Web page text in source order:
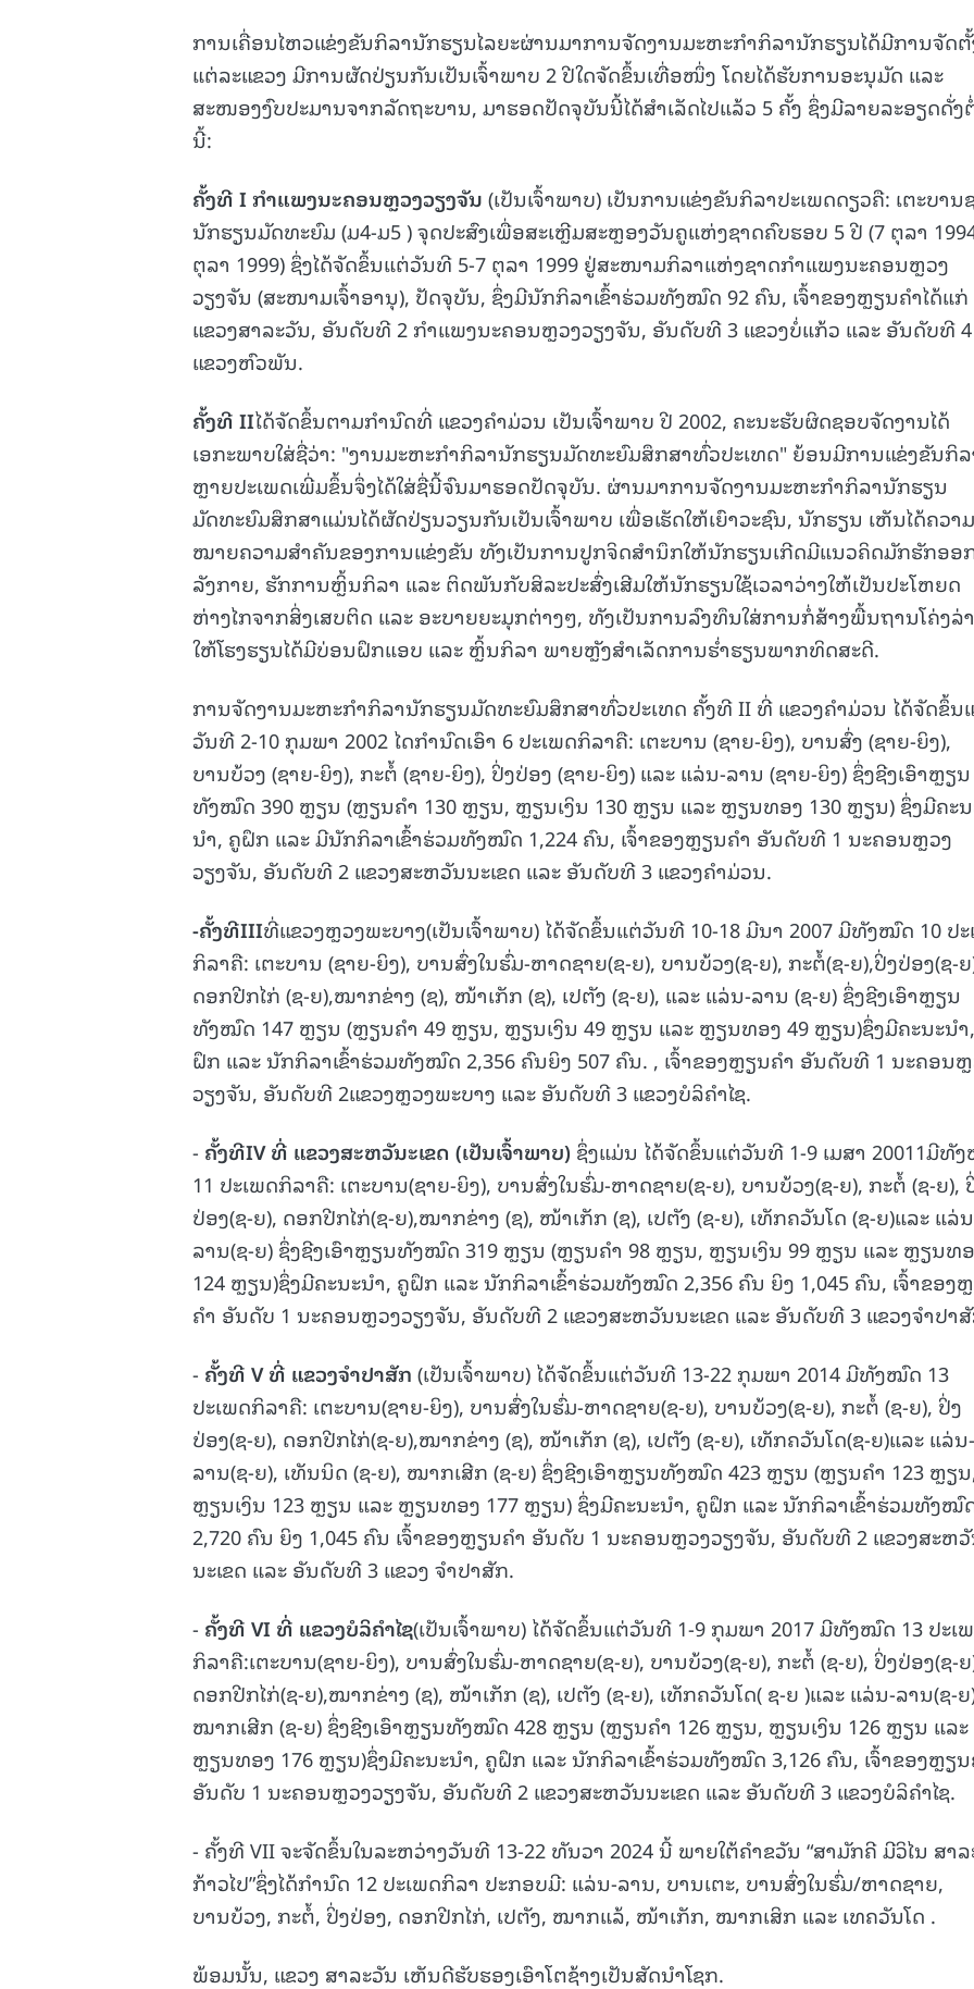
ການເຄື່ອນໄຫວແຂ່ງຂັນກິລານັກຮຽນໄລຍະຜ່ານມາການຈັດງານມະຫະກຳກິລານັກຮຽນໄດ້ມີການຈັດ
ແຕ່ລະແຂວງ ມີການຜັດປ່ຽນກັນເປັນເຈົ້າພາບ 2 ປີໃດຈັດຂຶ້ນເທື່ອໜຶ່ງ ໂດຍໄດ້ຮັບການອະນຸມັດ ແລະ
ສະໜອງງົບປະມານຈາກລັດຖະບານ, ມາຮອດປັດຈຸບັນນີ້ໄດ້ສໍາເລັດໄປແລ້ວ 5 ຄັ້ງ ຊຶ່ງມີລາຍລະອຽດດັ່ງ
ນີ້:
ຄັ້ງທີ I ກໍາແພງນະຄອນຫຼວງວຽງຈັນ (ເປັນເຈົ້າພາບ) ເປັນການແຂ່ງຂັນກິລາປະເພດດຽວຄື: ເຕະບານ
ນັກຮຽນມັດທະຍົມ (ມ4-ມ5 ) ຈຸດປະສົງເພື່ອສະເຫຼີມສະຫຼອງວັນຄູແຫ່ງຊາດຄົບຮອບ 5 ປີ (7 ຕຸລາ
ຕຸລາ 1999) ຊຶ່ງໄດ້ຈັດຂຶ້ນແຕ່ວັນທີ 5-7 ຕຸລາ 1999 ຢູ່ສະໜາມກິລາແຫ່ງຊາດກໍາແພງນະຄອນຫຼວງ
ວຽງຈັນ (ສະໜາມເຈົ້າອານຸ), ປັດຈຸບັນ, ຊຶ່ງມີນັກກິລາເຂົ້າຮ່ວມທັງໝົດ 92 ຄົນ, ເຈົ້າຂອງຫຼຽນຄຳໄດ້ແກ່
ແຂວງສາລະວັນ, ອັນດັບທີ 2 ກໍາແພງນະຄອນຫຼວງວຽງຈັນ, ອັນດັບທີ 3 ແຂວງບໍ່ແກ້ວ ແລະ ອັນດັບທີ 4
ແຂວງຫົວພັນ.
ຄັ້ງທີ IIໄດ້ຈັດຂຶ້ນຕາມກໍານົດທີ່ ແຂວງຄໍາມ່ວນ ເປັນເຈົ້າພາບ ປີ 2002, ຄະນະຮັບຜິດຊອບຈັດງານໄດ້
ເອກະພາບໃສ່ຊື່ວ່າ: "ງານມະຫະກໍາກິລານັກຮຽນມັດທະຍົມສຶກສາທົ່ວປະເທດ" ຍ້ອນມີການແຂ່ງຂັນກິລ
ຫຼາຍປະເພດເພີ່ມຂຶ້ນຈຶ່ງໄດ້ໃສ່ຊື່ນີ້ຈົນມາຮອດປັດຈຸບັນ. ຜ່ານມາການຈັດງານມະຫະກຳກິລານັກຮຽນ
ມັດທະຍົມສຶກສາແມ່ນໄດ້ຜັດປ່ຽນວຽນກັນເປັນເຈົ້າພາບ ເພື່ອເຮັດໃຫ້ເຍົາວະຊົນ, ນັກຮຽນ ເຫັນໄດ້ຄວາມ
ໝາຍຄວາມສຳຄັນຂອງການແຂ່ງຂັນ ທັງເປັນການປູກຈິດສຳນຶກໃຫ້ນັກຮຽນເກີດມີແນວຄິດມັກຮັກອອ
ລັງກາຍ, ຮັກການຫຼິ້ນກິລາ ແລະ ຕິດພັນກັບສິລະປະສົ່ງເສີມໃຫ້ນັກຮຽນໃຊ້ເວລາວ່າງໃຫ້ເປັນປະໂຫຍດ
ຫ່າງໄກຈາກສິ່ງເສບຕິດ ແລະ ອະບາຍຍະມຸກຕ່າງໆ, ທັງເປັນການລົງທຶນໃສ່ການກໍ່ສ້າງພື້ນຖານໂຄ່ງລ່
ໃຫ້ໂຮງຮຽນໄດ້ມີບ່ອນຝຶກແອບ ແລະ ຫຼິ້ນກິລາ ພາຍຫຼັງສຳເລັດການຮ່ຳຮຽນພາກທິດສະດີ.
ການຈັດງານມະຫະກຳກິລານັກຮຽນມັດທະຍົມສຶກສາທົ່ວປະເທດ ຄັ້ງທີ II ທີ່ ແຂວງຄຳມ່ວນ ໄດ້ຈັດຂຶ້ນ
ວັນທີ 2-10 ກຸມພາ 2002 ໄດກຳນົດເອົາ 6 ປະເພດກິລາຄື: ເຕະບານ (ຊາຍ-ຍິງ), ບານສົ່ງ (ຊາຍ-ຍິງ),
ບານບ້ວງ (ຊາຍ-ຍິງ), ກະຕໍ້ (ຊາຍ-ຍິງ), ປິ່ງປ່ອງ (ຊາຍ-ຍິງ) ແລະ ແລ່ນ-ລານ (ຊາຍ-ຍິງ) ຊຶ່ງຊີງເອົາຫຼຽນ
ທັງໝົດ 390 ຫຼຽນ (ຫຼຽນຄຳ 130 ຫຼຽນ, ຫຼຽນເງິນ 130 ຫຼຽນ ແລະ ຫຼຽນທອງ 130 ຫຼຽນ) ຊຶ່ງມີຄະ
ນຳ, ຄູຝຶກ ແລະ ມີນັກກິລາເຂົ້າຮ່ວມທັງໝົດ 1,224 ຄົນ, ເຈົ້າຂອງຫຼຽນຄຳ ອັນດັບທີ 1 ນະຄອນຫຼວງ
ວຽງຈັນ, ອັນດັບທີ 2 ແຂວງສະຫວັນນະເຂດ ແລະ ອັນດັບທີ 3 ແຂວງຄຳມ່ວນ.
-ຄັ້ງທີIIIທີ່ແຂວງຫຼວງພະບາງ(ເປັນເຈົ້າພາບ) ໄດ້ຈັດຂຶ້ນແຕ່ວັນທີ 10-18 ມີນາ 2007 ມີທັງໝົດ 10 ປ
ກິລາຄື: ເຕະບານ (ຊາຍ-ຍິງ), ບານສົ່ງໃນຮົ່ມ-ຫາດຊາຍ(ຊ-ຍ), ບານບ້ວງ(ຊ-ຍ), ກະຕໍ້(ຊ-ຍ),ປິ່ງປ່ອງ(ຊ-
ດອກປີກໄກ່ (ຊ-ຍ),ໝາກຂ່າງ (ຊ), ໜ້າເກັກ (ຊ), ເປຕັງ (ຊ-ຍ), ແລະ ແລ່ນ-ລານ (ຊ-ຍ) ຊຶ່ງຊີງເອົາຫຼຽນ
ທັງໝົດ 147 ຫຼຽນ (ຫຼຽນຄຳ 49 ຫຼຽນ, ຫຼຽນເງິນ 49 ຫຼຽນ ແລະ ຫຼຽນທອງ 49 ຫຼຽນ)ຊຶ່ງມີຄະນະນຳ
ຝຶກ ແລະ ນັກກິລາເຂົ້າຮ່ວມທັງໝົດ 2,356 ຄົນຍິງ 507 ຄົນ. , ເຈົ້າຂອງຫຼຽນຄຳ ອັນດັບທີ 1 ນະຄອນ
ວຽງຈັນ, ອັນດັບທີ 2ແຂວງຫຼວງພະບາງ ແລະ ອັນດັບທີ 3 ແຂວງບໍລິຄຳໄຊ.
- ຄັ້ງທີIVທີ່ ແຂວງສະຫວັນະເຂດ (ເປັນເຈົ້າພາບ) ຊຶ່ງແມ່ນ ໄດ້ຈັດຂຶ້ນແຕ່ວັນທີ 1-9 ເມສາ 20011ມີທັ
11 ປະເພດກິລາຄື: ເຕະບານ(ຊາຍ-ຍິງ), ບານສົ່ງໃນຮົ່ມ-ຫາດຊາຍ(ຊ-ຍ), ບານບ້ວງ(ຊ-ຍ), ກະຕໍ້ (ຊ-ຍ),
ປ່ອງ(ຊ-ຍ), ດອກປີກໄກ່(ຊ-ຍ),ໝາກຂ່າງ (ຊ), ໜ້າເກັກ (ຊ), ເປຕັງ (ຊ-ຍ), ເທັກຄວັນໂດ (ຊ-ຍ)ແລະ ແລ່
ລານ(ຊ-ຍ) ຊຶ່ງຊີງເອົາຫຼຽນທັງໝົດ 319 ຫຼຽນ (ຫຼຽນຄຳ 98 ຫຼຽນ, ຫຼຽນເງິນ 99 ຫຼຽນ ແລະ ຫຼຽນທ
124 ຫຼຽນ)ຊຶ່ງມີຄະນະນຳ, ຄູຝຶກ ແລະ ນັກກິລາເຂົ້າຮ່ວມທັງໝົດ 2,356 ຄົນ ຍິງ 1,045 ຄົນ, ເຈົ້າຂອງ
ຄຳ ອັນດັບ 1 ນະຄອນຫຼວງວຽງຈັນ, ອັນດັບທີ 2 ແຂວງສະຫວັນນະເຂດ ແລະ ອັນດັບທີ 3 ແຂວງຈຳປາ
- ຄັ້ງທີ Vທີ່ ແຂວງຈຳປາສັກ (ເປັນເຈົ້າພາບ) ໄດ້ຈັດຂຶ້ນແຕ່ວັນທີ 13-22 ກຸມພາ 2014 ມີທັງໝົດ 13
ປະເພດກິລາຄື: ເຕະບານ(ຊາຍ-ຍິງ), ບານສົ່ງໃນຮົ່ມ-ຫາດຊາຍ(ຊ-ຍ), ບານບ້ວງ(ຊ-ຍ), ກະຕໍ້ (ຊ-ຍ), ປິ່ງ
ປ່ອງ(ຊ-ຍ), ດອກປີກໄກ່(ຊ-ຍ),ໝາກຂ່າງ (ຊ), ໜ້າເກັກ (ຊ), ເປຕັງ (ຊ-ຍ), ເທັກຄວັນໂດ(ຊ-ຍ)ແລະ ແລ່ນ-
ລານ(ຊ-ຍ), ເທັນນິດ (ຊ-ຍ), ໝາກເສີກ (ຊ-ຍ) ຊຶ່ງຊີງເອົາຫຼຽນທັງໝົດ 423 ຫຼຽນ (ຫຼຽນຄຳ 123 ຫຼຽ
ຫຼຽນເງິນ 123 ຫຼຽນ ແລະ ຫຼຽນທອງ 177 ຫຼຽນ) ຊຶ່ງມີຄະນະນຳ, ຄູຝຶກ ແລະ ນັກກິລາເຂົ້າຮ່ວມທັງໝົ
2,720 ຄົນ ຍິງ 1,045 ຄົນ ເຈົ້າຂອງຫຼຽນຄຳ ອັນດັບ 1 ນະຄອນຫຼວງວຽງຈັນ, ອັນດັບທີ 2 ແຂວງສະຫ
ນະເຂດ ແລະ ອັນດັບທີ 3 ແຂວງ ຈຳປາສັກ.
- ຄັ້ງທີ VI ທີ່ ແຂວງບໍລິຄໍາໄຊ(ເປັນເຈົ້າພາບ) ໄດ້ຈັດຂຶ້ນແຕ່ວັນທີ 1-9 ກຸມພາ 2017 ມີທັງໝົດ 13 ປະເ
ກິລາຄື:ເຕະບານ(ຊາຍ-ຍິງ), ບານສົ່ງໃນຮົ່ມ-ຫາດຊາຍ(ຊ-ຍ), ບານບ້ວງ(ຊ-ຍ), ກະຕໍ້ (ຊ-ຍ), ປິ່ງປ່ອງ(ຊ-
ດອກປີກໄກ່(ຊ-ຍ),ໝາກຂ່າງ (ຊ), ໜ້າເກັກ (ຊ), ເປຕັງ (ຊ-ຍ), ເທັກຄວັນໂດ( ຊ-ຍ )ແລະ ແລ່ນ-ລານ(ຊ-ຍ
ໝາກເສີກ (ຊ-ຍ) ຊຶ່ງຊີງເອົາຫຼຽນທັງໝົດ 428 ຫຼຽນ (ຫຼຽນຄຳ 126 ຫຼຽນ, ຫຼຽນເງິນ 126 ຫຼຽນ ແລະ
ຫຼຽນທອງ 176 ຫຼຽນ)ຊຶ່ງມີຄະນະນຳ, ຄູຝຶກ ແລະ ນັກກິລາເຂົ້າຮ່ວມທັງໝົດ 3,126 ຄົນ, ເຈົ້າຂອງຫຼຽນ
ອັນດັບ 1 ນະຄອນຫຼວງວຽງຈັນ, ອັນດັບທີ 2 ແຂວງສະຫວັນນະເຂດ ແລະ ອັນດັບທີ 3 ແຂວງບໍລິຄໍາໄຊ.
- ຄັ້ງທີ VII ຈະຈັດຂຶ້ນໃນລະຫວ່າງວັນທີ 13-22 ທັນວາ 2024 ນີ້ ພາຍໃຕ້ຄໍາຂວັນ “ສາມັກຄີ ມີວິໄນ ສາ
ກ້າວໄປ”ຊຶ່ງໄດ້ກໍານົດ 12 ປະເພດກິລາ ປະກອບມີ: ແລ່ນ-ລານ, ບານເຕະ, ບານສົ່ງໃນຮົ່ມ/ຫາດຊາຍ,
ບານບ້ວງ, ກະຕໍ້, ປິ່ງປ່ອງ, ດອກປີກໄກ່, ເປຕັງ, ໝາກແລ້, ໜ້າເກັກ, ໝາກເສິກ ແລະ ເທຄວັນໂດ .
ພ້ອມນັ້ນ, ແຂວງ ສາລະວັນ ເຫັນດີຮັບຮອງເອົາໂຕຊ້າງເປັນສັດນໍາໂຊກ.